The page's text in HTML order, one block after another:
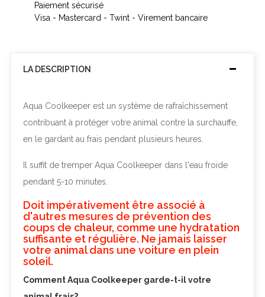
Paiement sécurisé
Visa - Mastercard - Twint - Virement bancaire
LA DESCRIPTION
Aqua Coolkeeper est un système de rafraîchissement
contribuant à protéger votre animal contre la surchauffe,
en le gardant au frais pendant plusieurs heures.
Il suffit de tremper Aqua Coolkeeper dans l'eau froide
pendant 5-10 minutes.
Doit impérativement être associé à
d'autres mesures de prévention des
coups de chaleur, comme une hydratation
suffisante et régulière. Ne jamais laisser
votre animal dans une voiture en plein
soleil.
Comment Aqua Coolkeeper garde-t-il votre